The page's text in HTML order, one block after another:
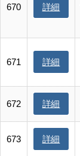
670 詳細
671 詳細
672 詳細
673 詳細